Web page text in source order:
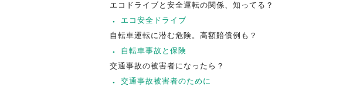
エコドライブと安全運転の関係、知ってる？
エコ安全ドライブ
自転車運転に潜む危険。高額賠償例も？
自転車事故と保険
交通事故の被害者になったら？
交通事故被害者のために